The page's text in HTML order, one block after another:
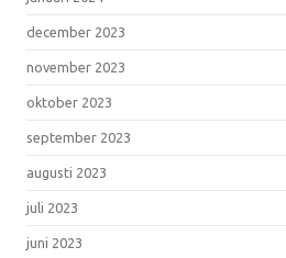
december 2023
november 2023
oktober 2023
september 2023
augusti 2023
juli 2023
juni 2023